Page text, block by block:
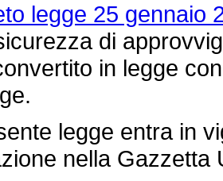
legge 25 gennaio
di
in legge
legge entra in
nella Gazzetta